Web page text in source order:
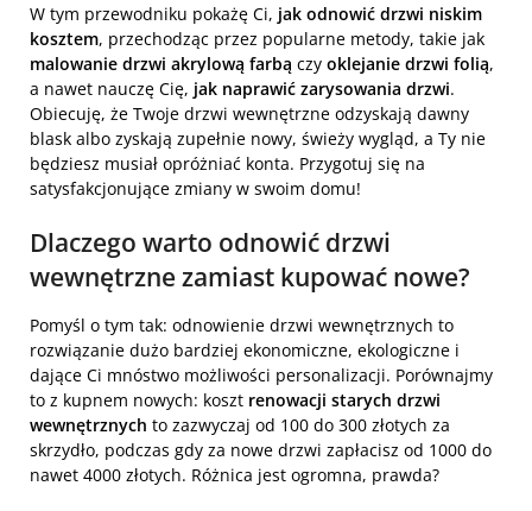
W tym przewodniku pokażę Ci, jak odnowić drzwi niskim
kosztem, przechodząc przez popularne metody, takie jak
malowanie drzwi akrylową farbą czy oklejanie drzwi folią,
a nawet nauczę Cię, jak naprawić zarysowania drzwi.
Obiecuję, że Twoje drzwi wewnętrzne odzyskają dawny
blask albo zyskają zupełnie nowy, świeży wygląd, a Ty nie
będziesz musiał opróżniać konta. Przygotuj się na
satysfakcjonujące zmiany w swoim domu!
Dlaczego warto odnowić drzwi
wewnętrzne zamiast kupować nowe?
Pomyśl o tym tak: odnowienie drzwi wewnętrznych to
rozwiązanie dużo bardziej ekonomiczne, ekologiczne i
dające Ci mnóstwo możliwości personalizacji. Porównajmy
to z kupnem nowych: koszt renowacji starych drzwi
wewnętrznych to zazwyczaj od 100 do 300 złotych za
skrzydło, podczas gdy za nowe drzwi zapłacisz od 1000 do
nawet 4000 złotych. Różnica jest ogromna, prawda?